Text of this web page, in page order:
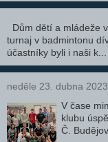
Dům dětí a mládeže
turnaj v badmintonu
účastníky byli i naši k...
neděle 23. dubna 2023
V čase
klubu
Č.